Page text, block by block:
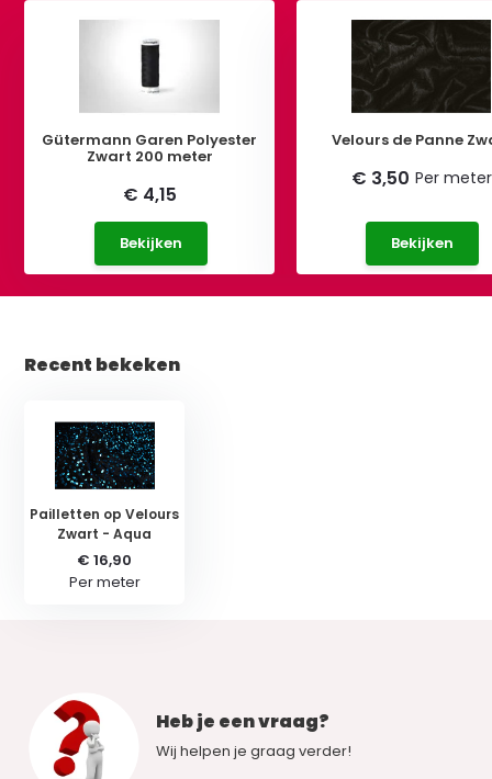
Gütermann Garen Polyester
Zwart 200 meter
€ 4,15
Bekijken
Velours de Panne
€ 3,50 Per meter
Bekijken
Recent bekeken
Pailletten op Velours
Zwart - Aqua
€ 16,90
Per meter
Heb je een vraag?
Wij helpen je graag verder!